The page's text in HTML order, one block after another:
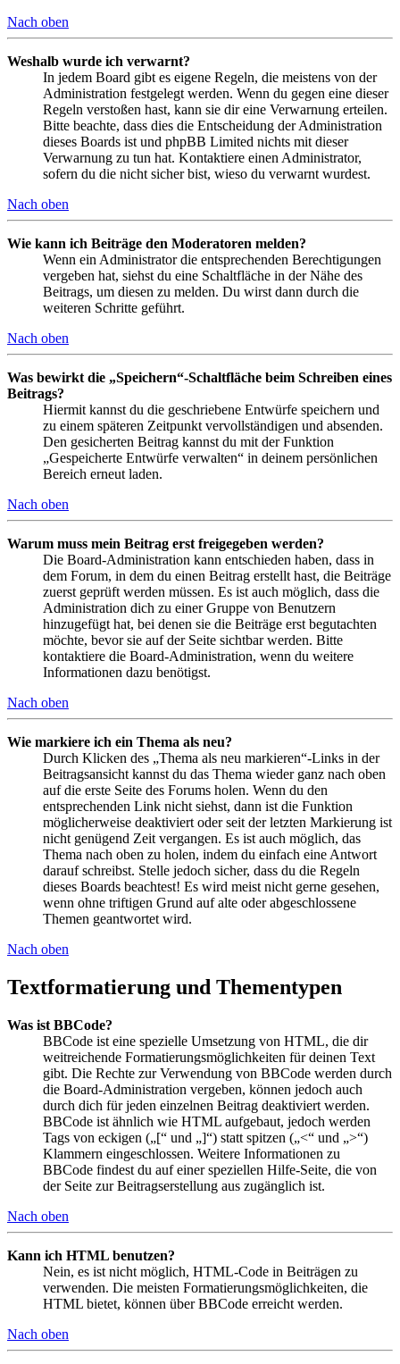
Nach oben
Weshalb wurde ich verwarnt?
In jedem Board gibt es eigene Regeln, die meistens von der
Administration festgelegt werden. Wenn du gegen eine dieser
Regeln verstoßen hast, kann sie dir eine Verwarnung erteilen.
Bitte beachte, dass dies die Entscheidung der Administration
dieses Boards ist und phpBB Limited nichts mit dieser
Verwarnung zu tun hat. Kontaktiere einen Administrator,
sofern du die nicht sicher bist, wieso du verwarnt wurdest.
Nach oben
Wie kann ich Beiträge den Moderatoren melden?
Wenn ein Administrator die entsprechenden Berechtigungen
vergeben hat, siehst du eine Schaltfläche in der Nähe des
Beitrags, um diesen zu melden. Du wirst dann durch die
weiteren Schritte geführt.
Nach oben
Was bewirkt die „Speichern“-Schaltfläche beim Schreiben eines
Beitrags?
Hiermit kannst du die geschriebene Entwürfe speichern und
zu einem späteren Zeitpunkt vervollständigen und absenden.
Den gesicherten Beitrag kannst du mit der Funktion
„Gespeicherte Entwürfe verwalten“ in deinem persönlichen
Bereich erneut laden.
Nach oben
Warum muss mein Beitrag erst freigegeben werden?
Die Board-Administration kann entschieden haben, dass in
dem Forum, in dem du einen Beitrag erstellt hast, die Beiträge
zuerst geprüft werden müssen. Es ist auch möglich, dass die
Administration dich zu einer Gruppe von Benutzern
hinzugefügt hat, bei denen sie die Beiträge erst begutachten
möchte, bevor sie auf der Seite sichtbar werden. Bitte
kontaktiere die Board-Administration, wenn du weitere
Informationen dazu benötigst.
Nach oben
Wie markiere ich ein Thema als neu?
Durch Klicken des „Thema als neu markieren“-Links in der
Beitragsansicht kannst du das Thema wieder ganz nach oben
auf die erste Seite des Forums holen. Wenn du den
entsprechenden Link nicht siehst, dann ist die Funktion
möglicherweise deaktiviert oder seit der letzten Markierung ist
nicht genügend Zeit vergangen. Es ist auch möglich, das
Thema nach oben zu holen, indem du einfach eine Antwort
darauf schreibst. Stelle jedoch sicher, dass du die Regeln
dieses Boards beachtest! Es wird meist nicht gerne gesehen,
wenn ohne triftigen Grund auf alte oder abgeschlossene
Themen geantwortet wird.
Nach oben
Textformatierung und Thementypen
Was ist BBCode?
BBCode ist eine spezielle Umsetzung von HTML, die dir
weitreichende Formatierungsmöglichkeiten für deinen Text
gibt. Die Rechte zur Verwendung von BBCode werden durch
die Board-Administration vergeben, können jedoch auch
durch dich für jeden einzelnen Beitrag deaktiviert werden.
BBCode ist ähnlich wie HTML aufgebaut, jedoch werden
Tags von eckigen („[“ und „]“) statt spitzen („<“ und „>“)
Klammern eingeschlossen. Weitere Informationen zu
BBCode findest du auf einer speziellen Hilfe-Seite, die von
der Seite zur Beitragserstellung aus zugänglich ist.
Nach oben
Kann ich HTML benutzen?
Nein, es ist nicht möglich, HTML-Code in Beiträgen zu
verwenden. Die meisten Formatierungsmöglichkeiten, die
HTML bietet, können über BBCode erreicht werden.
Nach oben